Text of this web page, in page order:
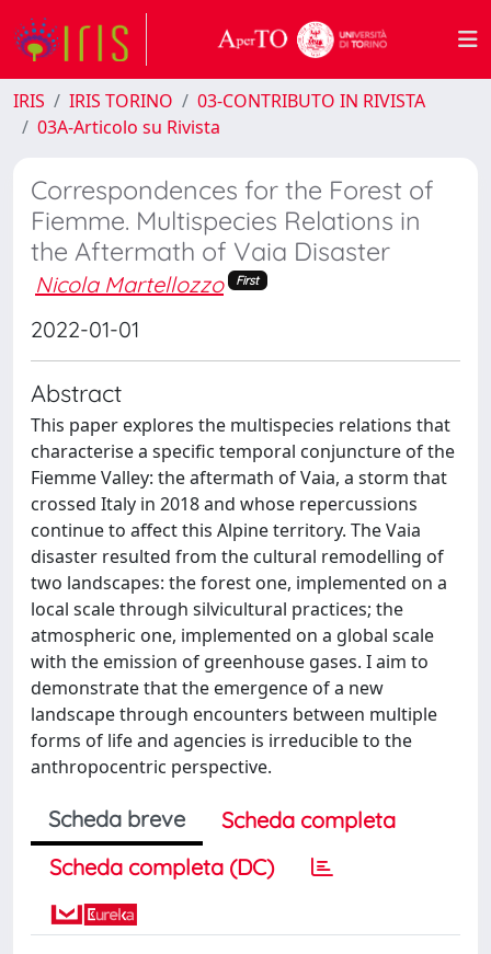
IRIS IRIS TORINO
03-CONTRIBUTO IN RIVISTA
03A-Articolo su Rivista
Correspondences for the Forest of
Fiemme. Multispecies Relations in
the Aftermath of Vaia Disaster
Nicola Martellozzo First
2022-01-01
Abstract
This paper explores the multispecies relations that
characterise a specific temporal conjuncture of the
Fiemme Valley: the aftermath of Vaia, a storm that
crossed Italy in 2018 and whose repercussions
continue to affect this Alpine territory. The Vaia
disaster resulted from the cultural remodelling of
two landscapes: the forest one, implemented on a
local scale through silvicultural practices; the
atmospheric one, implemented on a global scale
with the emission of greenhouse gases. I aim to
demonstrate that the emergence of a new
landscape through encounters between multiple
forms of life and agencies is irreducible to the
anthropocentric perspective.
Scheda breve
Scheda completa
Scheda completa (DC)